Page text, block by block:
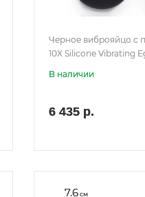
Черное виброяйцо с
10X Silicone Vibrating
В наличии
6 435 р.
7.6см